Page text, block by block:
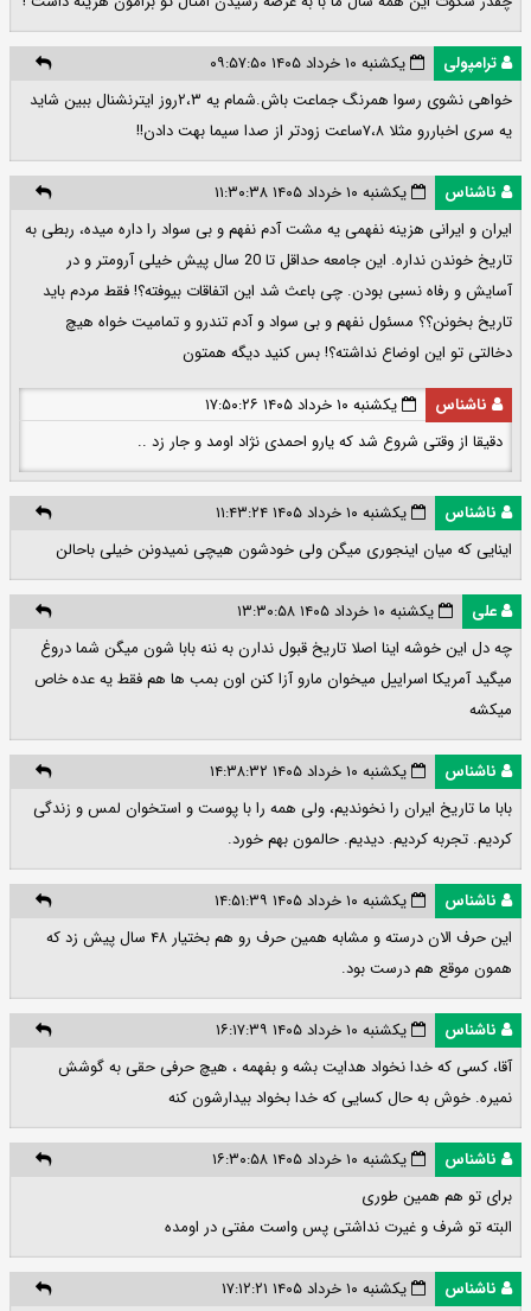
ترامپولی
یکشنبه ۱۰ خرداد ۱۴۰۵ ۰۹:۵۷:۵۰
خواهی نشوی رسوا همرنگ جماعت باش.شمام یه ۲،۳روز ایترنشنال ببین شاید
یه سری اخباررو مثلا ۷،۸ساعت زودتر از صدا سیما بهت دادن!!
ناشناس
یکشنبه ۱۰ خرداد ۱۴۰۵ ۱۱:۳۰:۳۸
ایران و ایرانی هزینه نفهمی یه مشت آدم نفهم و بی سواد را داره میده، ربطی به
تاریخ خوندن نداره. این جامعه حداقل تا 20 سال پیش خیلی آرومتر و در
آسایش و رفاه نسبی بودن. چی باعث شد این اتفاقات بیوفته؟! فقط مردم باید
تاریخ بخونن؟؟ مسئول نفهم و بی سواد و آدم تندرو و تمامیت خواه هیچ
دخالتی تو این اوضاع نداشته؟! بس کنید دیگه همتون
ناشناس
یکشنبه ۱۰ خرداد ۱۴۰۵ ۱۷:۵۰:۲۶
دقیقا از وقتی شروع شد که یارو احمدی نژاد اومد و جار زد ..
ناشناس
یکشنبه ۱۰ خرداد ۱۴۰۵ ۱۱:۴۳:۲۴
اینایی که میان اینجوری میگن ولی خودشون هیچی نمیدونن خیلی باحالن
علی
یکشنبه ۱۰ خرداد ۱۴۰۵ ۱۳:۳۰:۵۸
چه دل این خوشه اینا اصلا تاریخ قبول ندارن به ننه بابا شون میگن شما دروغ
میگید آمریکا اسراییل میخوان مارو آزا کنن اون بمب ها هم فقط یه عده خاص
میکشه
ناشناس
یکشنبه ۱۰ خرداد ۱۴۰۵ ۱۴:۳۸:۳۲
بابا ما تاریخ ایران را نخوندیم، ولی همه را با پوست و استخوان لمس و زندگی
کردیم. تجربه کردیم. دیدیم. حالمون بهم خورد.
ناشناس
یکشنبه ۱۰ خرداد ۱۴۰۵ ۱۴:۵۱:۳۹
این حرف الان درسته و مشابه همین حرف رو هم بختیار ۴۸ سال پیش زد که
همون موقع هم درست بود.
ناشناس
یکشنبه ۱۰ خرداد ۱۴۰۵ ۱۶:۱۷:۳۹
آقا، کسی که خدا نخواد هدایت بشه و بفهمه ، هیچ حرفی حقی به گوشش
نمیره. خوش به حال کسایی که خدا بخواد بیدارشون کنه
ناشناس
یکشنبه ۱۰ خرداد ۱۴۰۵ ۱۶:۳۰:۵۸
برای تو هم همین طوری
البته تو شرف و غیرت نداشتی پس واست مفتی در اومده
ناشناس یکشنبه ۱۰ خرداد ۱۴۰۵ ۱۷:۱۲:۲۱